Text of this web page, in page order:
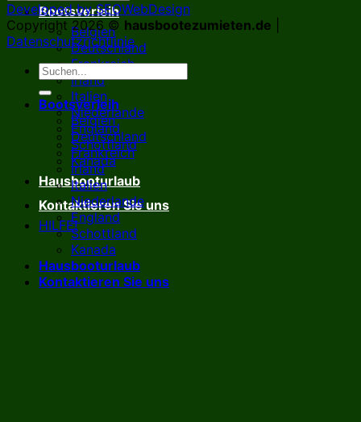
Bootsverleih
Belgien
Deutschland
Frankreich
Irland
Italien
Niederlande
England
Schottland
Kanada
Hausbooturlaub
Kontaktieren Sie uns
HILFE!
Developed by SEOWebDesign
Copyright 2026 © hausbootezumieten.de
Datenschutzrichtlinie
Bootsverleih
Belgien
Deutschland
Frankreich
Irland
Italien
Niederlande
England
Schottland
Kanada
Hausbooturlaub
Kontaktieren Sie uns